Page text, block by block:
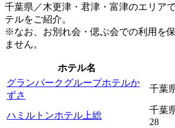
千葉県／木更津・君津・富津のエリア
テルをご紹介。
※なお、お別れ会・偲ぶ会での利用を
ません。
ホテル名
グランパークグループホテルか
ずさ
千葉
ハミルトンホテル上総
千葉
28